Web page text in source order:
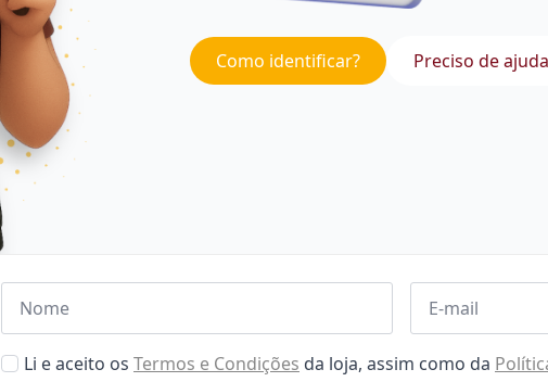
Como identificar? Preciso de
Nome Email
Aceitar
Li e aceito os Termos e Condições da loja, assim como da